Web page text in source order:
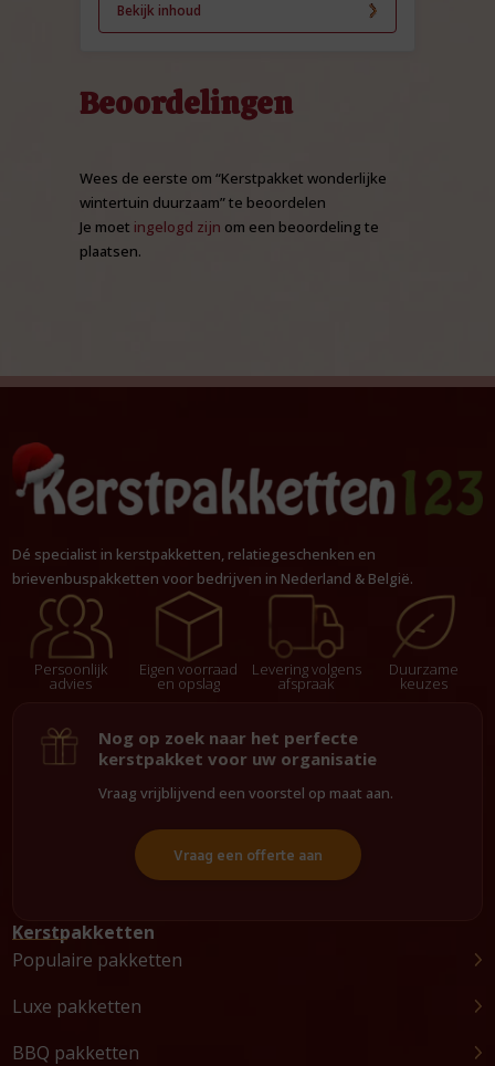
Bekijk inhoud
Beoordelingen
Wees de eerste om “Kerstpakket wonderlijke
wintertuin duurzaam” te beoordelen
Je moet ingelogd zijn om een beoordeling te
plaatsen.
Dé specialist in kerstpakketten, relatiegeschenken en
brievenbuspakketten voor bedrijven in Nederland & België.
Persoonlijk
advies
Eigen voorraad
en opslag
Levering volgens
afspraak
Duurzame
keuzes
Nog op zoek naar het perfecte
kerstpakket voor uw organisatie
Vraag vrijblijvend een voorstel op maat aan.
Vraag een offerte aan
Kerstpakketten
Populaire pakketten
Luxe pakketten
BBQ pakketten